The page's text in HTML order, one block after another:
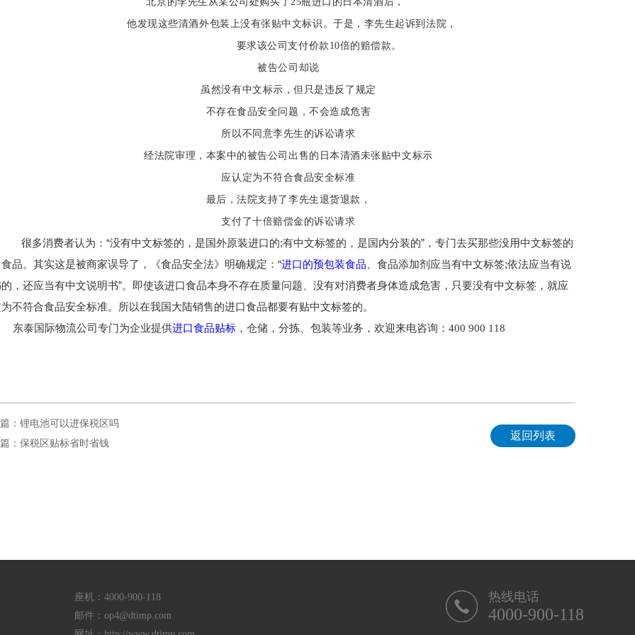
他发现这些清酒外包装上没有张贴中文标识。于是，李先生起诉到法院，
要求该公司支付价款10倍的赔偿款。
被告公司却说
虽然没有中文标示，但只是违反了规定
不存在食品安全问题，不会造成危害
所以不同意李先生的诉讼请求
经法院审理，本案中的被告公司出售的日本清酒未张贴中文标示
应认定为不符合食品安全标准
最后，法院支持了李先生退货退款，
支付了十倍赔偿金的诉讼请求
很多消费者认为：“没有中文标签的，是国外原装进口的;有中文标签的，是国内分装的”，专门去买那些没用中文标签的
品。其实这是被商家误导了， 《食品安全法》明确规定：“进口的预包装食品 、食品添加剂应当有中文标签;依法应当有说
，还应当有中文说明书”。即使该进口食品本身不存在质量问题、没有对消费者身体造成危害，只要没有中文标签，就应
不符合食品安全标准。所以在我国大陆销售的进口食品都要有贴中文标签的。
东泰国际物流公司专门为企业提供进口食品贴标 ，仓储， 分拣、包装等业务，欢迎来电咨询：400 900 118
：锂电池可以进保税区吗
：保税区贴标省时省钱
返回列表
座机：4000-900-118
邮件： op4@dtimp.com
热线电话
4000-900-118